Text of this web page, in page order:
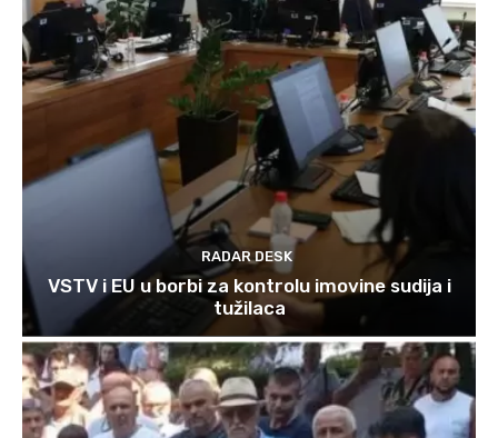
RADAR DESK
VSTV i EU u borbi za kontrolu imovine sudija i
tužilaca